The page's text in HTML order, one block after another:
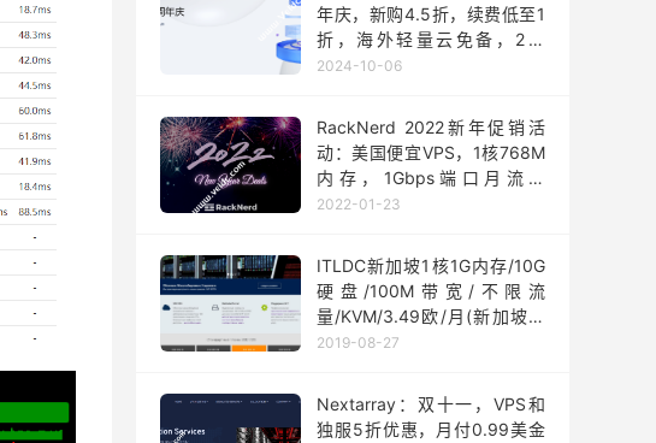
年庆，新购4.5折，续费低至1
折，海外轻量云免备，2核
2GB40GB SSD，年付198元
2024-10-06
RackNerd 2022新年促销活
动：美国便宜VPS，1核768M
内存，1Gbps端口月流量
1TB，$10.88/年起
2022-01-23
ITLDC新加坡1核1G内存/10G
硬盘/100M带宽/不限流
量/KVM/3.49欧/月(新加坡走
香港/日本)
2019-08-27
Nextarray：双十一，VPS和
独服5折优惠，月付0.99美金